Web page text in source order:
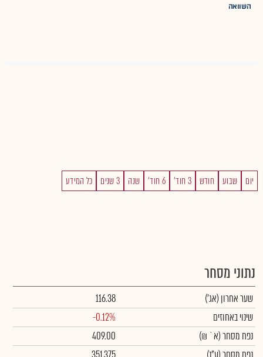
השוואה
יום שבוע חודש 3 חוד' 6 חוד' שנה 3 שנים כל המידע
נתוני מסחר
שער אחרון (אג')
116.38
שינוי באחוזים
-0.12%
נפח מסחר(א` ₪)
409.00